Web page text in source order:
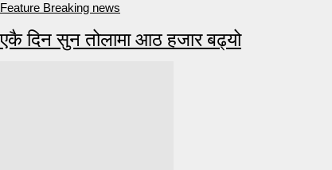
Feature Breaking news
एकै दिन सुन तोलामा आठ हजार बढ्यो